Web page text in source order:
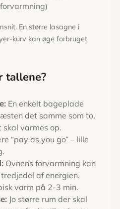
forvarmning)
En større lasagne i
kurv kan øge forbruget
tallene?
En enkelt bageplade
det samme som to,
skal varmes op.
“pay as you go” – lille
Ovnens forvarmning kan
af energien.
varm på 2-3 min.
Jo større rum der skal